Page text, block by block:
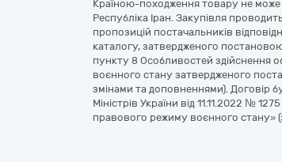
Країною-походження товару не може
Республіка Іран. Закупівля
пропозицій постачальників
каталогу, затвердженого
пункту 8 Особливостей здійснення
воєнного стану затвердженого
змінами та доповненнями). Договір
Міністрів України від 11.11.2022 №
правового режиму воєнного стану»